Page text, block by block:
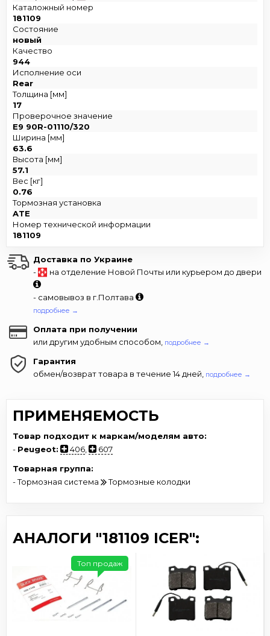
Каталожный номер
181109
Состояние
новый
Качество
944
Исполнение оси
Rear
Толщина [мм]
17
Проверочное значение
E9 90R-01110/320
Ширина [мм]
63.6
Высота [мм]
57.1
Вес [кг]
0.76
Тормозная установка
ATE
Номер технической информации
181109
Доставка по Украине
-
на отделение Новой Почты или курьером до двери
- самовывоз в г.Полтава
подробнее →
Оплата при получении
или другим удобным способом, подробнее →
Гарантия
обмен/возврат товара в течение 14 дней, подробнее →
ПРИМЕНЯЕМОСТЬ
Товар подходит к маркам/моделям авто:
- Peugeot: 406
607
Товарная группа:
- Тормозная система
Тормозные колодки
АНАЛОГИ "181109 ICER":
Топ продаж